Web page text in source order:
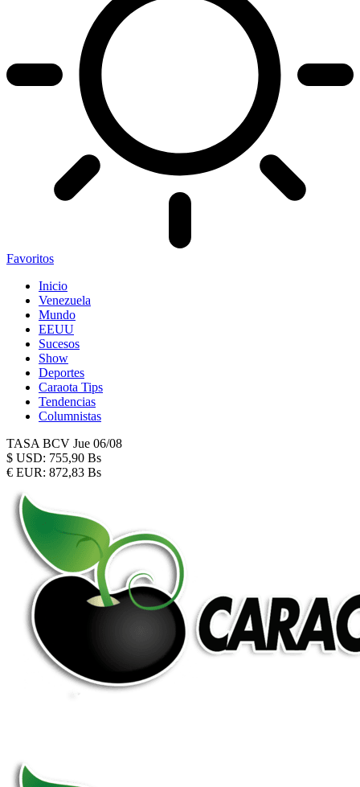
Favoritos
Inicio
Venezuela
Mundo
EEUU
Sucesos
Show
Deportes
Caraota Tips
Tendencias
Columnistas
TASA BCV Jue 06/08
$ USD: 755,90 Bs
€ EUR: 872,83 Bs